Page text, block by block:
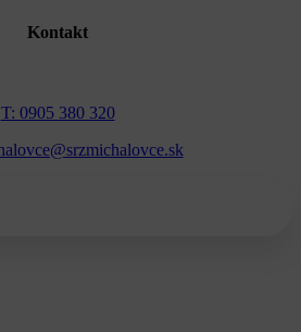
Kontakt
T: 0905 380 320